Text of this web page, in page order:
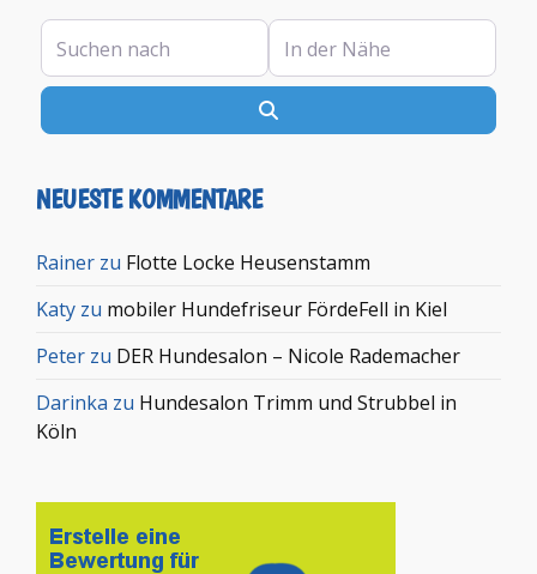
Suchen nach In der Nähe
NEUESTE KOMMENTARE
Rainer zu Flotte Locke Heusenstamm
Katy zu mobiler Hundefriseur FördeFell in Kiel
Peter zu DER Hundesalon – Nicole Rademacher
Darinka zu Hundesalon Trimm und Strubbel in
Köln